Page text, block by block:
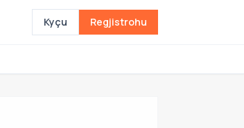
Kyçu Regjistrohu